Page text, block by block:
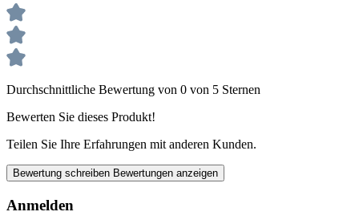
Durchschnittliche Bewertung von 0 von 5 Sternen
Bewerten Sie dieses Produkt!
Teilen Sie Ihre Erfahrungen mit anderen Kunden.
Bewertung schreiben Bewertungen anzeigen
Anmelden